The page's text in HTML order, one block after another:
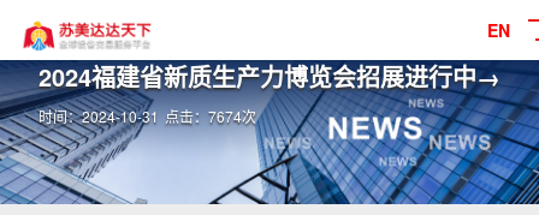
EN
2024福建省新质生产力博览会招展进行中→
时间：2024-10-31 点击：7674次